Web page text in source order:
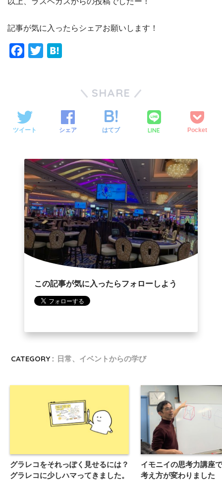
記事が気に入ったらシェアお願いします！
b
o
n
a
SHARE
ツイート シェア はてブ LINE Pocket
この記事が気に入ったらフォローしよう
CATEGORY : 日常、イベントからの学び
グラレコをそれっぽく見せるには？
グラレコに少しハマってきました。
イモニイの思考力講座
考え方が変わりました